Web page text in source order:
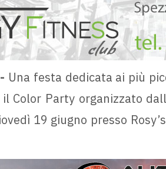
Una festa dedicata ai più
Color Party organizzato
19 giugno presso